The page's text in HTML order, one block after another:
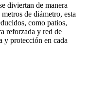
diviertan de manera
de diámetro, esta
como patios,
reforzada y red de
y protección en cada